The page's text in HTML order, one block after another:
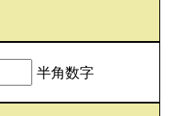
半角数字